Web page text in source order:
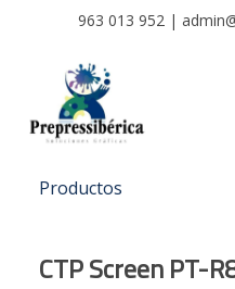
963 013 952 |
Productos
CTP Screen PT-